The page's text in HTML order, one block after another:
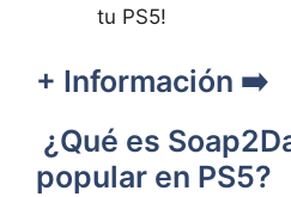
tu PS5!
+ Información ➡️
¿Qué es
popular en PS5?